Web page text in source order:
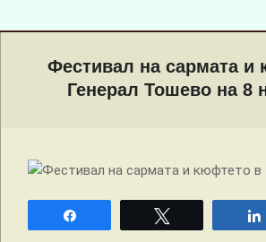
NavigationФестивал на сармата и
Генерал Тошево на 8